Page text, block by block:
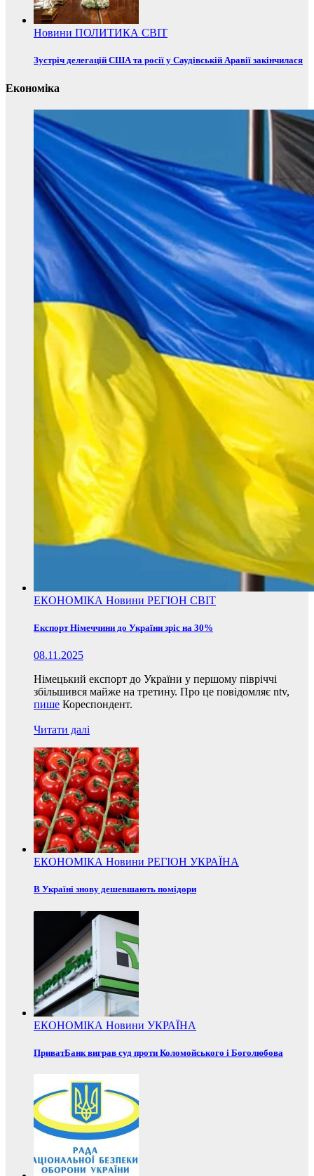
Новини ПОЛИТИКА СВІТ
Зустріч делегацій США та росії у Саудівській Аравії закінчилася
Економіка
ЕКОНОМІКА Новини РЕГІОН СВІТ
Експорт Німеччини до України зріс на 30%
08.11.2025
Німецький експорт до України у першому півріччі
збільшився майже на третину. Про це повідомляє ntv,
пише Кореспондент.
Читати далі
ЕКОНОМІКА Новини РЕГІОН УКРАЇНА
В Україні знову дешевшають помідори
ЕКОНОМІКА Новини УКРАЇНА
ПриватБанк виграв суд проти Коломойського і Боголюбова